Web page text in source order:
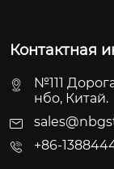
Контактная
№111
нбо, Китай.
+86-